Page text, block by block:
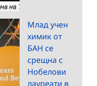
Млад учен
химик от
БАН се
срещна с
Нобелови
лауреати в